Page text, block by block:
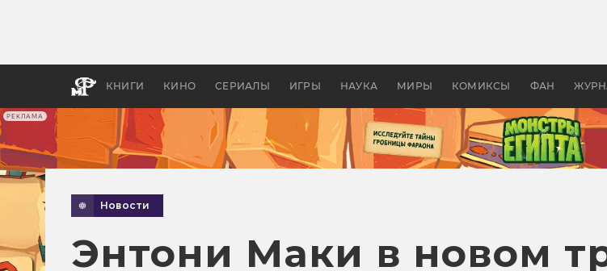
РЕКЛАМА
КНИГИ КИНО СЕРИАЛЫ ИГРЫ НАУКА МИРЫ КОМИКСЫ ФАН
апокалипсис, в России —
бы
Новости
Энтони Маки в новом